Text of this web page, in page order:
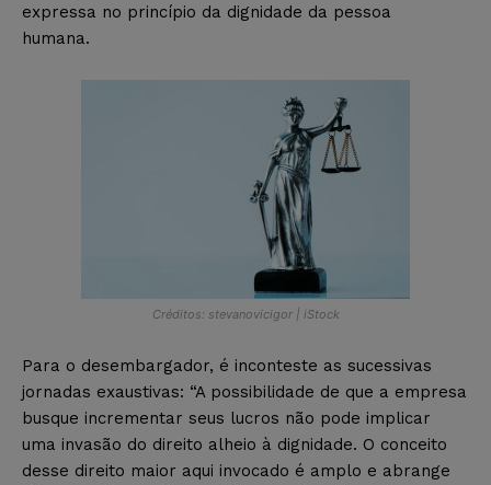
expressa no princípio da dignidade da pessoa
humana.
Créditos: stevanovicigor | iStock
Para o desembargador, é inconteste as sucessivas
jornadas exaustivas: “A possibilidade de que a empresa
busque incrementar seus lucros não pode implicar
uma invasão do direito alheio à dignidade. O conceito
desse direito maior aqui invocado é amplo e abrange